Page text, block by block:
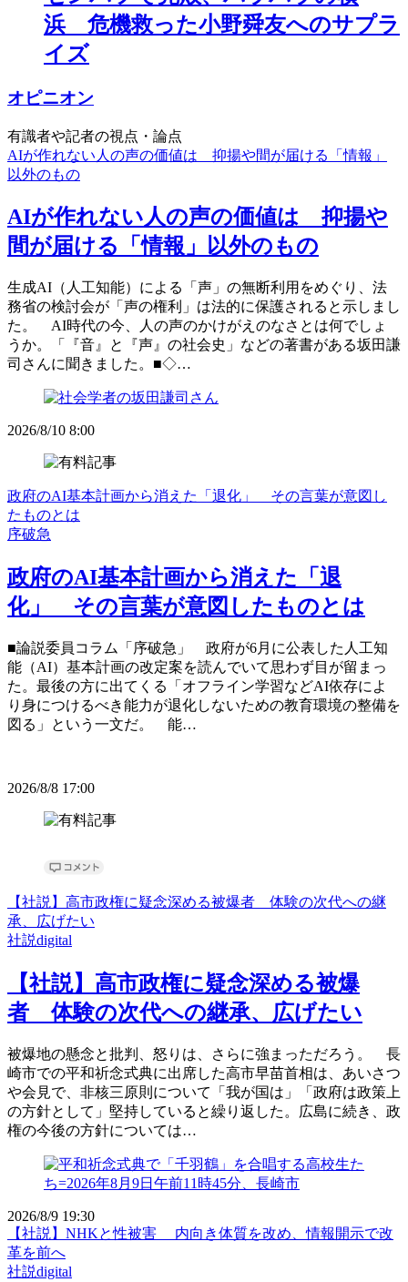
浜 危機救った小野舜友へのサプラ
イズ
オピニオン
有識者や記者の視点・論点
AIが作れない人の声の価値は 抑揚や間が届ける「情報」
以外のもの
AIが作れない人の声の価値は 抑揚や
間が届ける「情報」以外のもの
生成AI（人工知能）による「声」の無断利用をめぐり、法
務省の検討会が「声の権利」は法的に保護されると示しまし
た。 AI時代の今、人の声のかけがえのなさとは何でしょ
うか。「『音』と『声』の社会史」などの著書がある坂田謙
司さんに聞きました。■◇…
2026/8/10 8:00
政府のAI基本計画から消えた「退化」 その言葉が意図し
たものとは
序破急
政府のAI基本計画から消えた「退
化」 その言葉が意図したものとは
■論説委員コラム「序破急」 政府が6月に公表した人工知
能（AI）基本計画の改定案を読んでいて思わず目が留まっ
た。最後の方に出てくる「オフライン学習などAI依存によ
り身につけるべき能力が退化しないための教育環境の整備を
図る」という一文だ。 能…
2026/8/8 17:00
【社説】高市政権に疑念深める被爆者 体験の次代への継
承、広げたい
社説digital
【社説】高市政権に疑念深める被爆
者 体験の次代への継承、広げたい
被爆地の懸念と批判、怒りは、さらに強まっただろう。 長
崎市での平和祈念式典に出席した高市早苗首相は、あいさつ
や会見で、非核三原則について「我が国は」「政府は政策上
の方針として」堅持していると繰り返した。広島に続き、政
権の今後の方針については…
2026/8/9 19:30
【社説】NHKと性被害 内向き体質を改め、情報開示で改
革を前へ
社説digital